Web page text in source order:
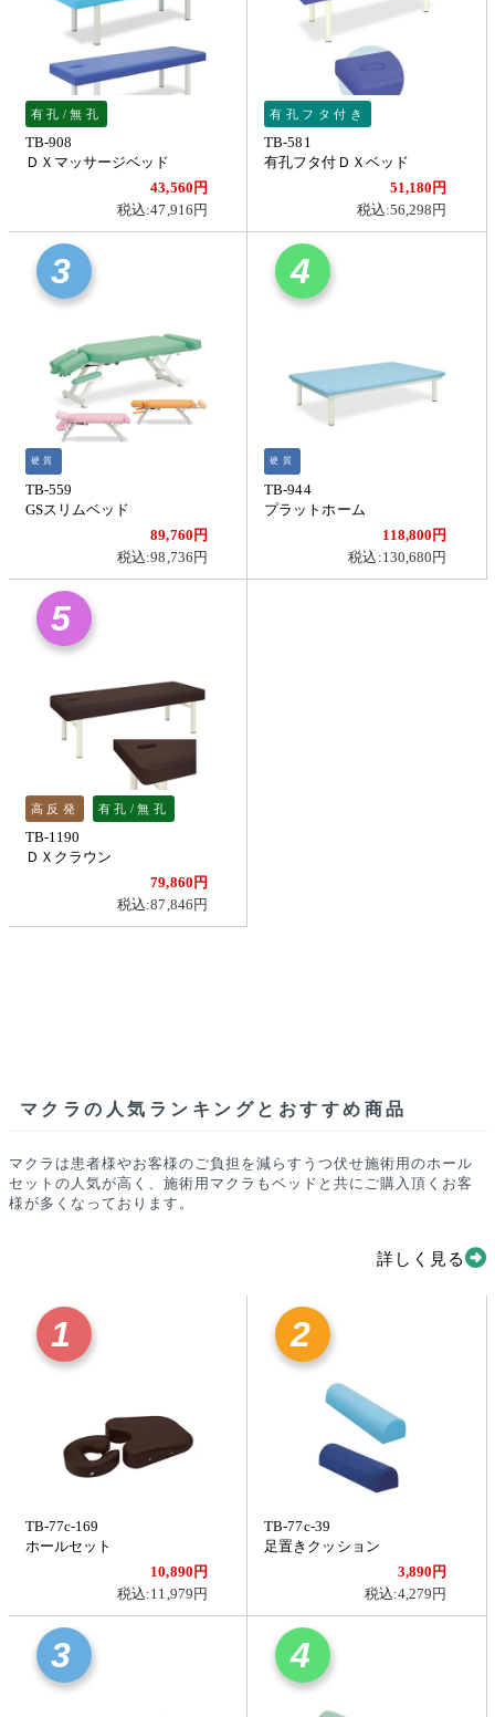
有孔/無孔
TB-908
ＤＸマッサージベッド
43,560円
税込:47,916円
有孔フタ付き
TB-581
有孔フタ付ＤＸベッド
51,180円
税込:56,298円
3
硬質
TB-559
GSスリムベッド
89,760円
税込:98,736円
4
硬質
TB-944
プラットホーム
118,800円
税込:130,680円
5
高反発 有孔/無孔
TB-1190
ＤＸクラウン
79,860円
税込:87,846円
マクラの人気ランキングとおすすめ商品
マクラは患者様やお客様のご負担を減らすうつ伏せ施術用のホール
セットの人気が高く、施術用マクラもベッドと共にご購入頂くお客
様が多くなっております。
詳しく見る
1
TB-77c-169
ホールセット
10,890円
税込:11,979円
2
TB-77c-39
足置きクッション
3,890円
税込:4,279円
3 4